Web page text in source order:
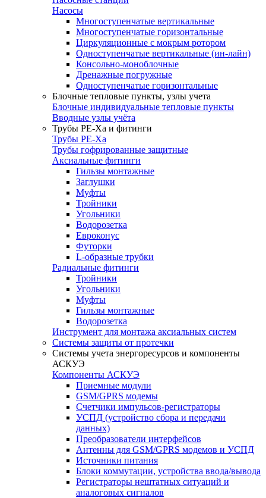
Насосы
Многоступенчатые вертикальные
Многоступенчатые горизонтальные
Циркуляционные с мокрым ротором
Одноступенчатые вертикальные (ин-лайн)
Консольно-моноблочные
Дренажные погружные
Одноступенчатые горизонтальные
Блочные тепловые пункты, узлы учета
Блочные индивидуальные тепловые пункты
Вводные узлы учёта
Трубы РЕ-Ха и фитинги
Трубы РЕ-Ха
Трубы гофрированные защитные
Аксиальные фитинги
Гильзы монтажные
Заглушки
Муфты
Тройники
Угольники
Водорозетка
Евроконус
Футорки
L-образные трубки
Радиальные фитинги
Тройники
Угольники
Муфты
Гильзы монтажные
Водорозетка
Инструмент для монтажа аксиальных систем
Системы защиты от протечки
Системы учета энергоресурсов и компоненты
АСКУЭ
Компоненты АСКУЭ
Приемные модули
GSM/GPRS модемы
Счетчики импульсов-регистраторы
УСПД (устройство сбора и передачи
данных)
Преобразователи интерфейсов
Антенны для GSM/GPRS модемов и УСПД
Источники питания
Блоки коммутации, устройства ввода/вывода
Регистраторы нештатных ситуаций и
аналоговых сигналов